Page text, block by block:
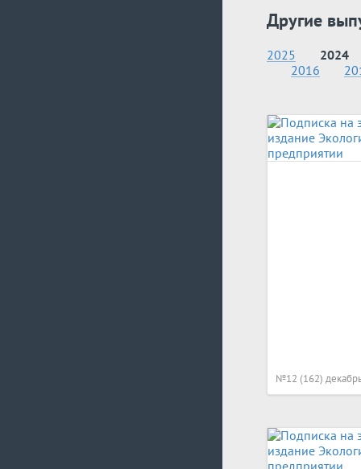
Другие
2025
2024
2016
№12 (162)